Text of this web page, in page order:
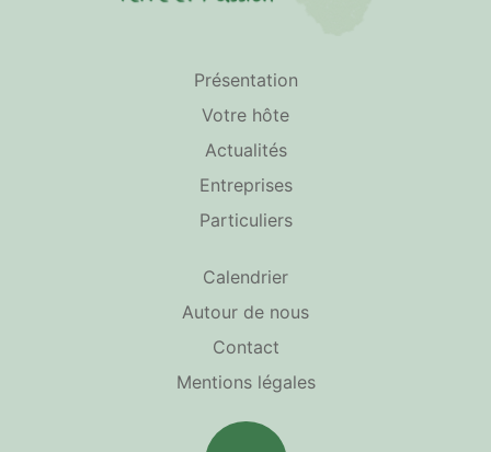
Présentation
Votre hôte
Actualités
Entreprises
Particuliers
Calendrier
Autour de nous
Contact
Mentions légales